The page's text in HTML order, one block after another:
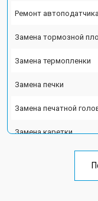
Ремонт автоподатчика
Замена тормозной
Замена термопленки
Замена печки
Замена печатной
Замена каретки
Замена блока питания